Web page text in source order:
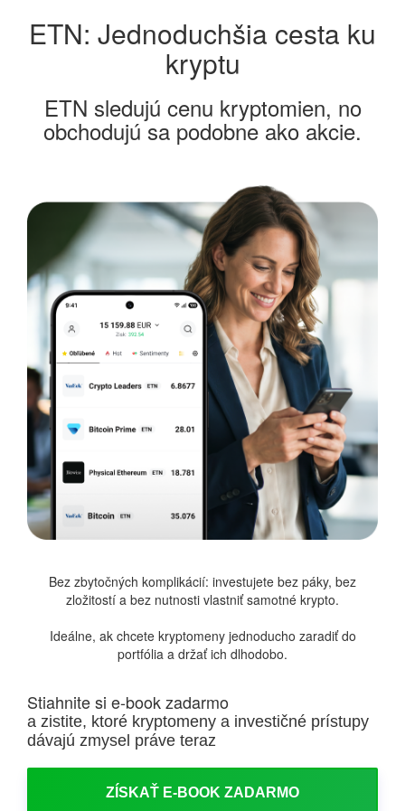
ETN: Jednoduchšia cesta ku
kryptu
ETN sledujú cenu kryptomien, no
obchodujú sa podobne ako akcie.
Bez zbytočných komplikácií: investujete bez páky, bez
zložitostí a bez nutnosti vlastniť samotné krypto.
Ideálne, ak chcete kryptomeny jednoducho zaradiť do
portfólia a držať ich dlhodobo.
Stiahnite si e-book zadarmo
a zistite, ktoré kryptomeny a investičné prístupy
dávajú zmysel práve teraz
ZÍSKAŤ E-BOOK ZADARMO